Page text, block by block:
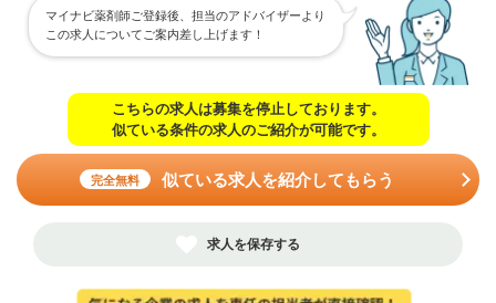
マイナビ薬剤師ご登録後、担当のアドバイザーより
この求人についてご案内差し上げます！
こちらの求人は募集を停止しております。
似ている条件の求人のご紹介が可能です。
完全無料 似ている求人を紹介してもらう
求人を保存する